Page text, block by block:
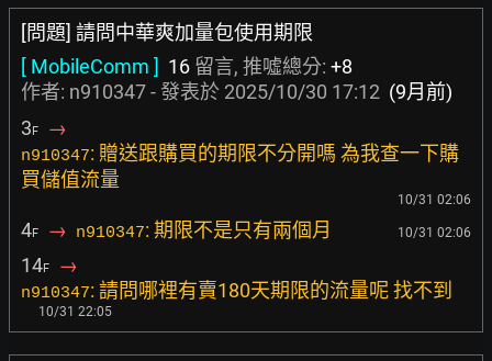
[問題] 請問中華爽加量包使用期限
[ MobileComm ] 16 留言, 推噓總分: +8
作者: n910347 - 發表於 2025/10/30 17:12 (9月前)
3F →
n910347: 贈送跟購買的期限不分開嗎 為我查一下購
買儲值流量
10/31 02:06
4F → n910347: 期限不是只有兩個月 10/31 02:06
14F →
n910347: 請問哪裡有賣180天期限的流量呢 找不到
10/31 22:05